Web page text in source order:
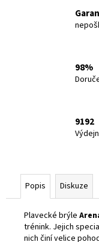
98%
9192
Popis Diskuze
Plavecké brýle
trénink. Jejich
nich činí velice